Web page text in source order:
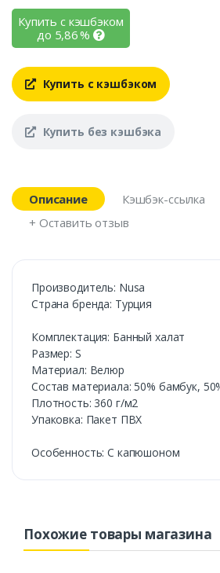
Купить с кэшбэком
до 5,86%
Купить с кэшбэком
Купить без кэшбэка
Описание
Кэшбэк-ссылка
+ Оставить отзыв
Производитель: Nusa
Страна бренда: Турция
Комплектация: Банный халат
Размер: S
Материал: Велюр
Состав материала: 50% бамбук,
Плотность: 360 г/м2
Упаковка: Пакет ПВХ
Особенность: С капюшоном
Похожие товары магазина